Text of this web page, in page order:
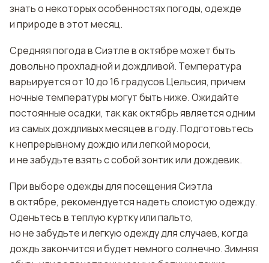
знать о некоторых особенностях погоды, одежде
и природе в этот месяц.
Средняя погода в Сиэтле в октябре может быть
довольно прохладной и дождливой. Температура
варьируется от 10 до 16 градусов Цельсия, причем
ночные температуры могут быть ниже. Ожидайте
постоянные осадки, так как октябрь является одним
из самых дождливых месяцев в году. Подготовьтесь
к непрерывному дождю или легкой мороси,
и не забудьте взять с собой зонтик или дождевик.
При выборе одежды для посещения Сиэтла
в октябре, рекомендуется надеть слоистую одежду.
Оденьтесь в теплую куртку или пальто,
но не забудьте и легкую одежду для случаев, когда
дождь закончится и будет немного солнечно. Зимняя